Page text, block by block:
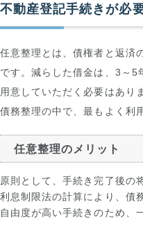
不動産登記手続きが必
任意整理とは、債権者と返済
です。減らした借金は、3～5
用意していただく必要はあり
債務整理の中で、最もよく利
任意整理のメリット
原則として、手続き完了後の
利息制限法の計算により、債
自由度が高い手続きのため、